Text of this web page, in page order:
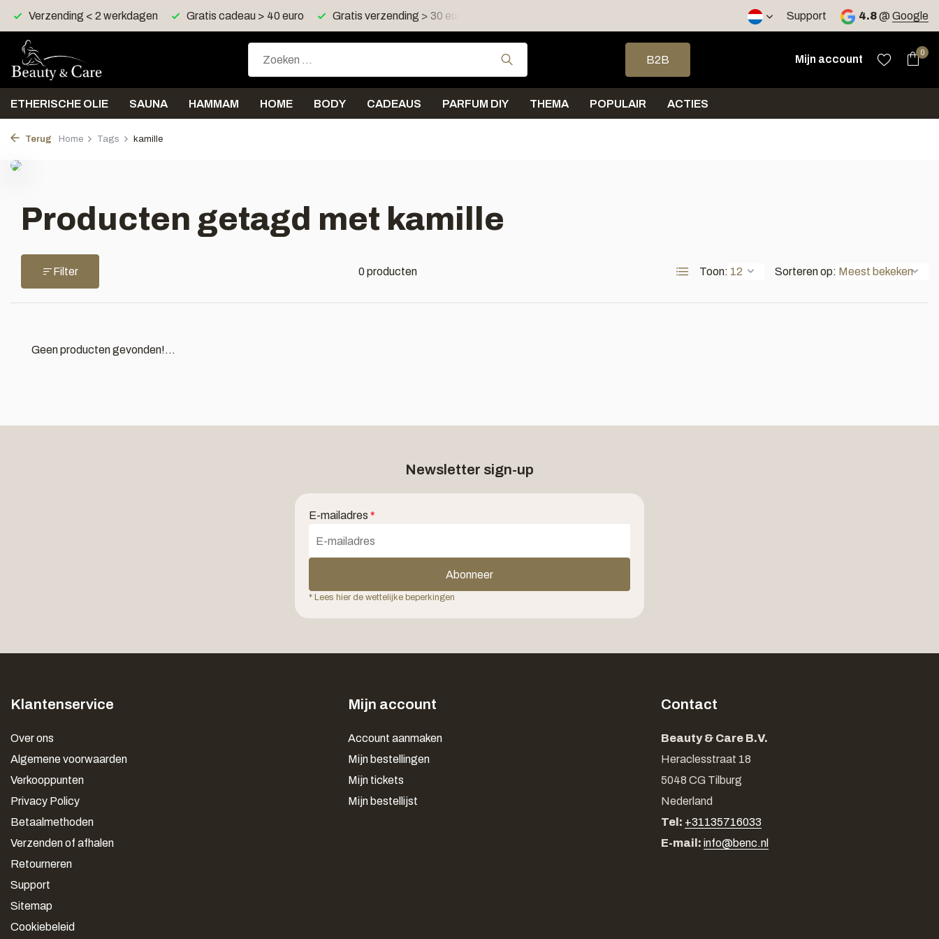
Verzending < 2 werkdagen Gratis cadeau > 40 euro Gratis verzending > 30 euro in NL en BE Support 4.8@ Google
Gebruik de pijltjes op en neer om een beschikbaar resultaat te selecteren. Druk
B2B
Mijn account
0
ETHERISCHE OLIE SAUNA HAMMAM HOME BODY CADEAUS PARFUM DIY THEMA POPULAIR ACTIES
Terug Home Tags kamille
Producten getagd met kamille
Filter 0 producten Toon: Sorteren op:
Geen producten gevonden!...
Newsletter sign-up
E-mailadres *
Abonneer
* Lees hier de wettelijke beperkingen
Klantenservice
Over ons
Algemene voorwaarden
Verkooppunten
Privacy Policy
Betaalmethoden
Verzenden of afhalen
Retourneren
Support
Sitemap
Cookiebeleid
Mijn account
Account aanmaken
Mijn bestellingen
Mijn tickets
Mijn bestellijst
Contact
Beauty & Care B.V.
Heraclesstraat 18
5048 CG Tilburg
Nederland
Tel: +31135716033
E-mail: info@benc.nl